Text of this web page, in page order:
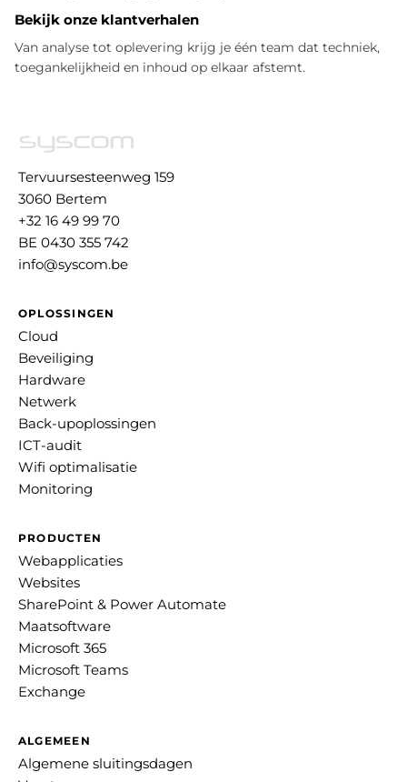
Bekijk onze klantverhalen
Van analyse tot oplevering krijg je één team dat techniek,
toegankelijkheid en inhoud op elkaar afstemt.
Tervuursesteenweg 159
3060 Bertem
+32 16 49 99 70
BE 0430 355 742
info@syscom.be
OPLOSSINGEN
Cloud
Beveiliging
Hardware
Netwerk
Back-upoplossingen
ICT-audit
Wifi optimalisatie
Monitoring
PRODUCTEN
Webapplicaties
Websites
SharePoint & Power Automate
Maatsoftware
Microsoft 365
Microsoft Teams
Exchange
ALGEMEEN
Algemene sluitingsdagen